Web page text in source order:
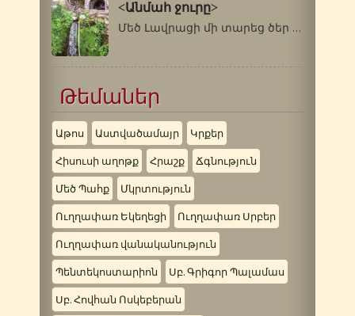
<Անմահ ջուրը>
Մեծ Լավրացի մի տարեց ծեր հիվանդ էր…
Թեմաներ
Աթոս Աստվածամայր Կրքեր
Հիսուսի աղոթք Հրաշք Ճգնություն
Մեծ Պահք Մկրտություն
Ուղղափառ Եկեղեցի Ուղղափառ Սրբեր
Ուղղափառ վանականություն
Պենտեկոստարիոն Սբ. Գրիգոր Պալամաս
Սբ. Հովհան Ոսկեբերան